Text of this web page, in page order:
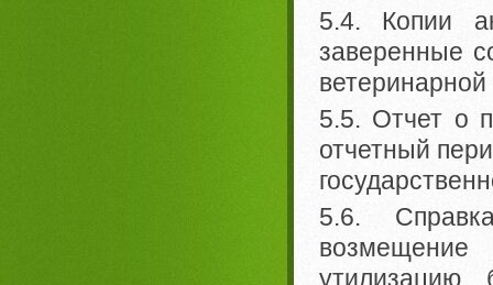
5.4. Копии
заверенные
5.5. Отчет о
отчетный
5.6.
утилизацию